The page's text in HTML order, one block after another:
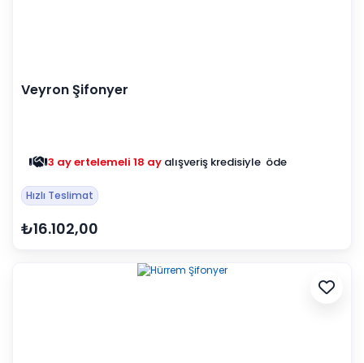
Veyron Şifonyer
3 ay ertelemeli 18 ay alışveriş kredisiyle öde
Hızlı Teslimat
₺16.102,00